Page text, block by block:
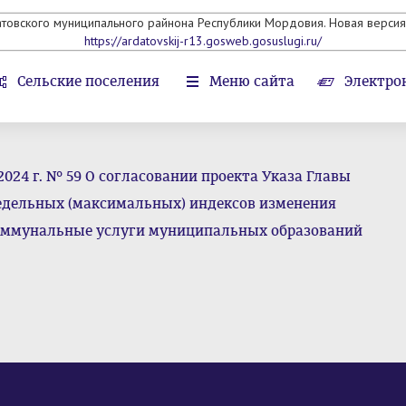
муниципального райнона Республики Мордовия. Новая
https://ardatovskij-r13.gosweb.gosuslugi.ru/
Сельские поселения Меню сайта
г. № 59 О согласовании проекта Указа Главы
(максимальных) индексов изменения
услуги муниципальных образований